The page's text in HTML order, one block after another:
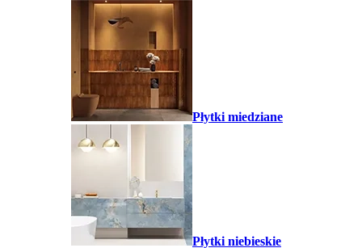
Płytki miedziane
Płytki niebieskie